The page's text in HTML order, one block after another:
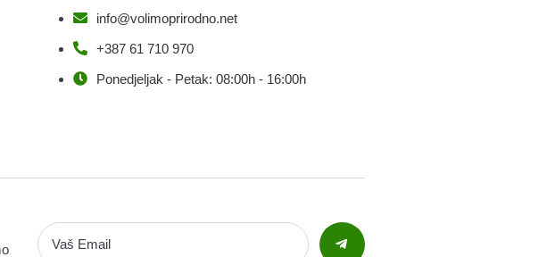
info@volimoprirodno.net
+387 61 710 970
Ponedjeljak - Petak: 08:00h - 16:00h